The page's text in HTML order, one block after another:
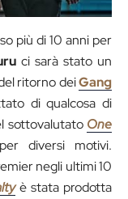
più di 10 anni per
ci sarà stato un
ritorno deiGang
di qualcosa di
sottovalutato One
diversi motivi.
negli ultimi 10
è stata prodotta